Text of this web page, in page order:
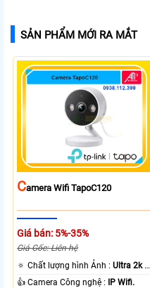
SẢN PHẨM MỚI RA MẮT
CAmera Wifi TapoC120
Giá bán: 5%-35%
Giá Gốc: Liên hệ
🔅 Chất lượng hình Ảnh :Ultra 2k +
.
👍 Camera Công nghệ : IP Wifi.